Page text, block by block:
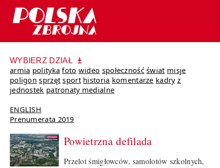
WYBIERZ DZIAŁ
armia polityka foto wideo społeczność świat misje
poligon sprzęt sport historia komentarze kadry z
jednostek patronaty medialne
ENGLISH
Prenumerata 2019
Powietrzna defilada
Przelot śmigłowców, samolotów szkolnych,